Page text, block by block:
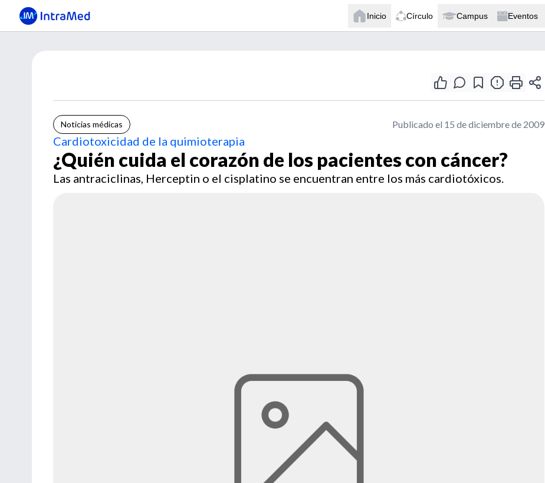
Inicio Círculo Campus Eventos
Noticias médicas Publicado el 15 de diciembre de 2009
Cardiotoxicidad de la quimioterapia
¿Quién cuida el corazón de los pacientes con cáncer?
Las antraciclinas, Herceptin o el cisplatino se encuentran entre los más cardiotóxicos.